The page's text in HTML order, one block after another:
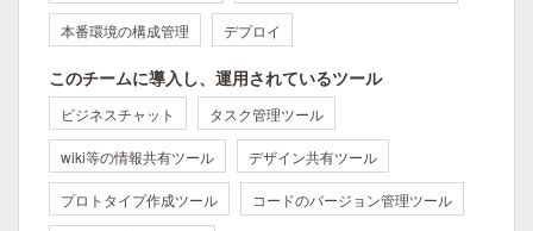
本番環境の構成管理 デプロイ
このチームに導入し、運用されているツール
ビジネスチャット タスク管理ツール
wiki等の情報共有ツール デザイン共有ツール
プロトタイプ作成ツール コードのバージョン管理ツール